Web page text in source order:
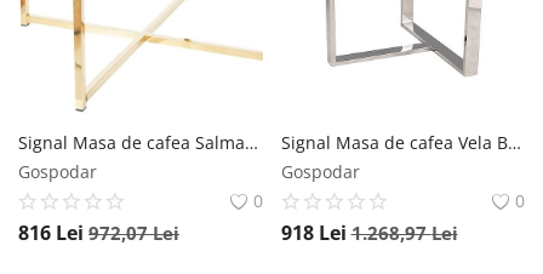
Signal Masa de cafea Salma marmura alba/auriu - H45 cm
Gospodar
0
816 Lei 972,07Lei
Signal Masa de cafea Vela B – marmura neagra/crom
Gospodar
0
918 Lei 1.268,97Lei